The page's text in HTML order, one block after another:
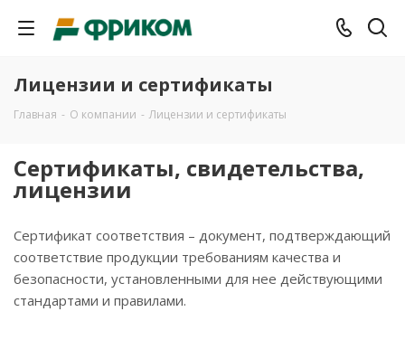
Лицензии и сертификаты
Главная - О компании - Лицензии и сертификаты
Сертификаты, свидетельства,
лицензии
Сертификат соответствия – документ, подтверждающий
соответствие продукции требованиям качества и
безопасности, установленными для нее действующими
стандартами и правилами.